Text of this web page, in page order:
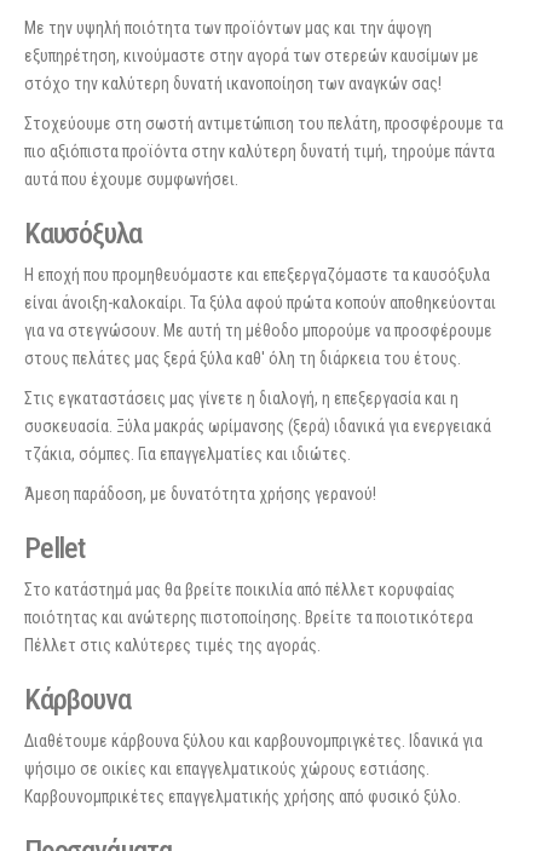
Με την υψηλή ποιότητα των προϊόντων μας και την άψογη
εξυπηρέτηση, κινούμαστε στην αγορά των στερεών καυσίμων με
στόχο την καλύτερη δυνατή ικανοποίηση των αναγκών σας!
Στοχεύουμε στη σωστή αντιμετώπιση του πελάτη, προσφέρουμε τα
πιο αξιόπιστα προϊόντα στην καλύτερη δυνατή τιμή, τηρούμε πάντα
αυτά που έχουμε συμφωνήσει.
Καυσόξυλα
Η εποχή που προμηθευόμαστε και επεξεργαζόμαστε τα καυσόξυλα
είναι άνοιξη-καλοκαίρι. Τα ξύλα αφού πρώτα κοπούν αποθηκεύονται
για να στεγνώσουν. Με αυτή τη μέθοδο μπορούμε να προσφέρουμε
στους πελάτες μας ξερά ξύλα καθ' όλη τη διάρκεια του έτους.
Στις εγκαταστάσεις μας γίνετε η διαλογή, η επεξεργασία και η
συσκευασία. Ξύλα μακράς ωρίμανσης (ξερά) ιδανικά για ενεργειακά
τζάκια, σόμπες. Για επαγγελματίες και ιδιώτες.
Άμεση παράδοση, με δυνατότητα χρήσης γερανού!
Pellet
Στο κατάστημά μας θα βρείτε ποικιλία από πέλλετ κορυφαίας
ποιότητας και ανώτερης πιστοποίησης. Βρείτε τα ποιοτικότερα
Πέλλετ στις καλύτερες τιμές της αγοράς.
Κάρβουνα
Διαθέτουμε κάρβουνα ξύλου και καρβουνομπριγκέτες. Ιδανικά για
ψήσιμο σε οικίες και επαγγελματικούς χώρους εστιάσης.
Καρβουνομπρικέτες επαγγελματικής χρήσης από φυσικό ξύλο.